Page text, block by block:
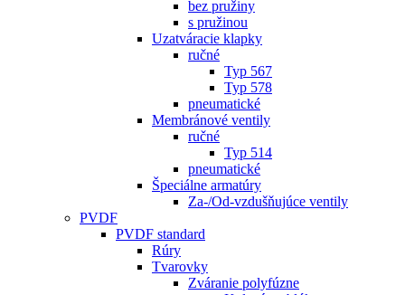
bez pružiny
s pružinou
Uzatváracie klapky
ručné
Typ 567
Typ 578
pneumatické
Membránové ventily
ručné
Typ 514
pneumatické
Špeciálne armatúry
Za-/Od-vzdušňujúce ventily
PVDF
PVDF standard
Rúry
Tvarovky
Zváranie polyfúzne